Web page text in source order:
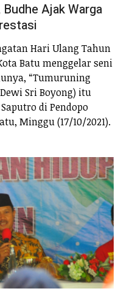
Ajak Warga
Hari Ulang Tahun
Batu menggelar seni
“Tumuruning
Sri Boyong) itu
di Pendopo
Minggu (17/10/2021).